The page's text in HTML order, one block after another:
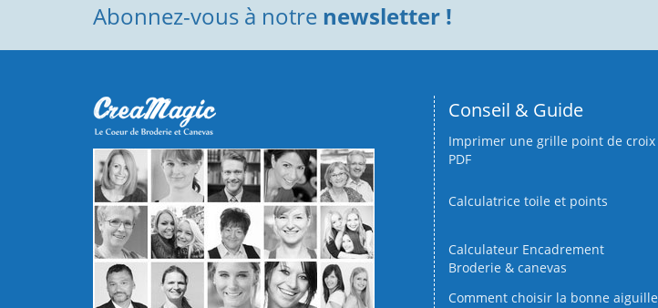
Abonnez-vous à notre newsletter !
Conseil & Guide
Imprimer une grille point de croix
PDF
Calculatrice toile et points
Calculateur Encadrement
Broderie & canevas
Comment choisir la bonne aiguille